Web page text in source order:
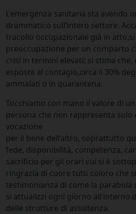
L’emergenza sanitaria sta avendo
drammatico sull’intero settore.
tracollo occupazionale già in
preoccupazione per un comparto
crisi in termini elevati: si stima che,
esposte al contagio,circa il 30%
ammalati o in quarantena.
Tocchiamo con mano il valore di
persona che non rappresenta solo
vocazione
per il bene dell’altro, soprattutto
fede, disponibilità, competenza,
sacrificio per gli orari cui si è
ringrazia di cuore tutti coloro che
testimonianza di come la
si attualizzi ogni giorno all’interno
delle strutture di assistenza.